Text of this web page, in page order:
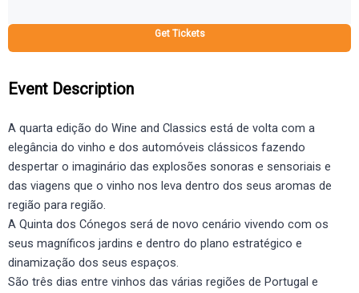
Get Tickets
Event Description
A quarta edição do Wine and Classics está de volta com a
elegância do vinho e dos automóveis clássicos fazendo
despertar o imaginário das explosões sonoras e sensoriais e
das viagens que o vinho nos leva dentro dos seus aromas de
região para região.
A Quinta dos Cónegos será de novo cenário vivendo com os
seus magníficos jardins e dentro do plano estratégico e
dinamização dos seus espaços.
São três dias entre vinhos das várias regiões de Portugal e